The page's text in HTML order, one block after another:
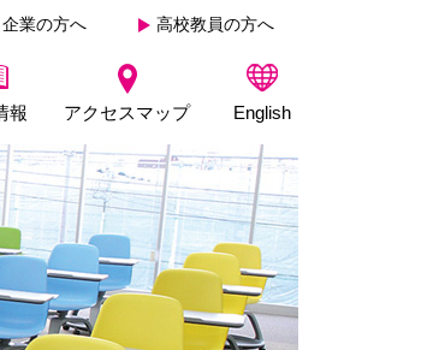
企業の方へ 高校教員の方へ
報 アクセスマップ English